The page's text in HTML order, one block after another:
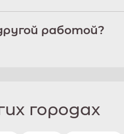
работой?
городах